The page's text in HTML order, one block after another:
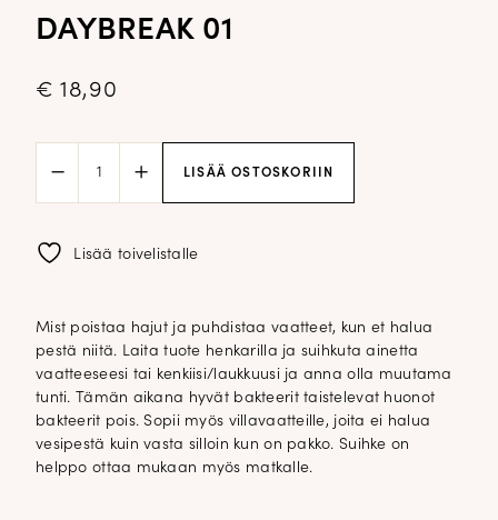
DAYBREAK 01
€ 18,90
shoe
Daybreak
LISÄÄ OSTOSKORIIN
Lisää toivelistalle
Mist poistaa hajut ja puhdistaa vaatteet, kun et halua
pestä niitä. Laita tuote henkarilla ja suihkuta ainetta
vaatteeseesi tai kenkiisi/laukkuusi ja anna olla muutama
tunti. Tämän aikana hyvät bakteerit taistelevat huonot
bakteerit pois. Sopii myös villavaatteille, joita ei halua
vesipestä kuin vasta silloin kun on pakko. Suihke on
helppo ottaa mukaan myös matkalle.